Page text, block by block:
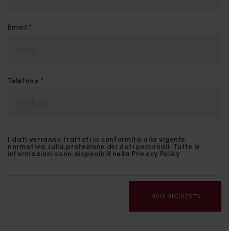
Email *
Telefono *
I dati verranno trattati in conformità alla vigente
normativa sulla protezione dei dati personali. Tutte le
informazioni sono disponibili nella Privacy Policy
INVIA RICHIESTA